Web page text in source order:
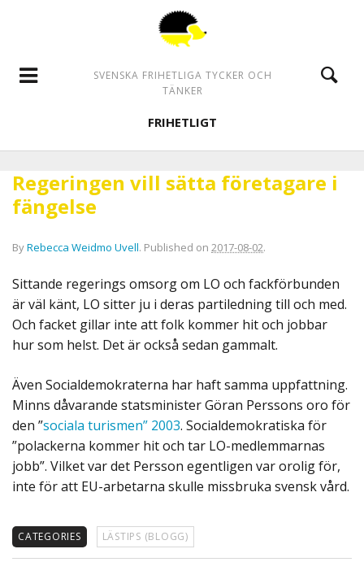
SVENSKA FRIHETLIGA TYCKER OCH
TÄNKER
FRIHETLIGT
Regeringen vill sätta företagare i
fängelse
ByRebecca Weidmo Uvell. Published on 2017-08-02.
Sittande regerings omsorg om LO och fackförbunden
är väl känt, LO sitter ju i deras partiledning till och med.
Och facket gillar inte att folk kommer hit och jobbar
hur som helst. Det är också sedan gammalt.
Även Socialdemokraterna har haft samma uppfattning.
Minns dåvarande statsminister Göran Perssons oro för
den ”sociala turismen” 2003. Socialdemokratiska för
”polackerna kommer hit och tar LO-medlemmarnas
jobb”. Vilket var det Persson egentligen var orolig för,
inte för att EU-arbetarna skulle missbruka svensk vård.
CATEGORIES LÄSTIPS (BLOGG)